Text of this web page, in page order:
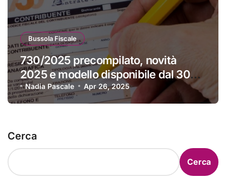
Bussola Fiscale
730/2025 precompilato, novità
2025 e modello disponibile dal 30
aprile
Nadia Pascale Apr 26, 2025
Cerca
Cerca